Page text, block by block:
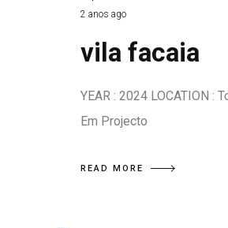
2 anos ago
vila facaia
YEAR : 2024 LOCATION :
Em Projecto
READ MORE